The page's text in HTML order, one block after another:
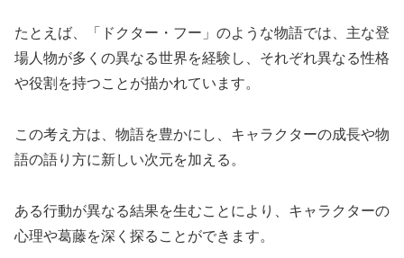
たとえば、「ドクター・フー」のような物語では、主な登
場人物が多くの異なる世界を経験し、それぞれ異なる性格
や役割を持つことが描かれています。
この考え方は、物語を豊かにし、キャラクターの成長や物
語の語り方に新しい次元を加える。
ある行動が異なる結果を生むことにより、キャラクターの
心理や葛藤を深く探ることができます。